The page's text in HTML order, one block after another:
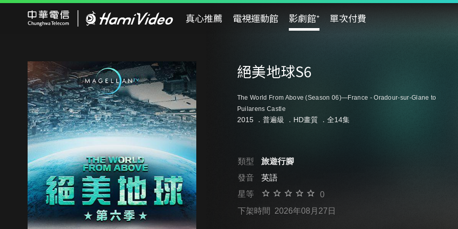
真心推薦 電視運動館 影劇館⁺ 單次付費
絕美地球S6
The World From Above (Season 06)—France - Oradour-sur-Glane to
Puilarens Castle
2015 ． 普遍級 ．HD畫質 ．全14集
類型
旅遊行腳
發音
英語
星等
0
下架時間 2026年08月27日